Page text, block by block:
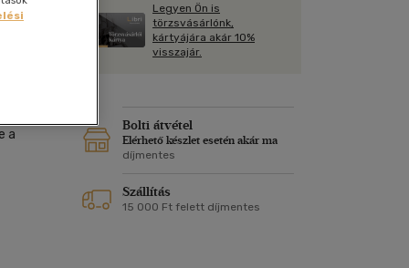
Kártya
Képeslap
Naptár
Vallás, mitológia
a
Legyen Ön is
törzsvásárlónk,
kártyájára akár 10%
visszajár.
Bolti átvétel
Elérhető készlet esetén akár ma
díjmentes
Szállítás
15 000 Ft felett díjmentes